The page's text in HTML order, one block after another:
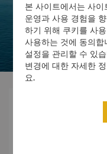
본 사이트에서는 사
운영과 사용 경험을
하기 위해 쿠키를 사
사용하는 것에 동의합
설정을 관리할 수 있
변경에 대한 자세한
요.